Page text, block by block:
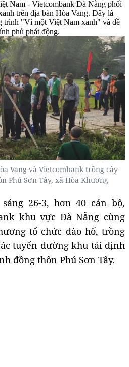
Nam - Vietcombank Đà Nẵng phối
trên địa bàn Hòa Vang. Đây là
trình "Vì một Việt Nam xanh" và đề
phủ phát động.
Vang và Vietcombank trồng cây
Phú Sơn Tây, xã Hòa Khương
26-3, hơn 40 cán bộ,
khu vực Đà Nẵng cùng
tổ chức đào hố, trồng
tuyến đường khu tái định
đồng thôn Phú Sơn Tây.